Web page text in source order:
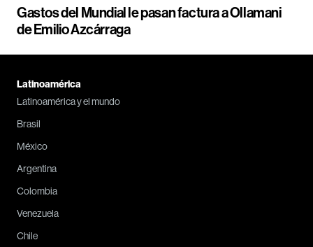
Gastos del Mundial le pasan factura a Ollamani
de Emilio Azcárraga
Latinoamérica
Latinoamérica y el mundo
Brasil
México
Argentina
Colombia
Venezuela
Chile